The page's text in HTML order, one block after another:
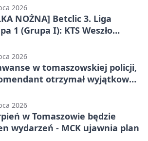
2026
NOŻNA] Betclic 3. Liga
1 (Grupa I): KTS Weszło
2:1
2026
w tomaszowskiej policji,
otrzymał wyjątkowy
2026
w Tomaszowie będzie
wydarzeń - MCK ujawnia plan